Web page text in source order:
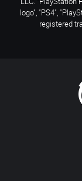
logo", "PS4",
registered